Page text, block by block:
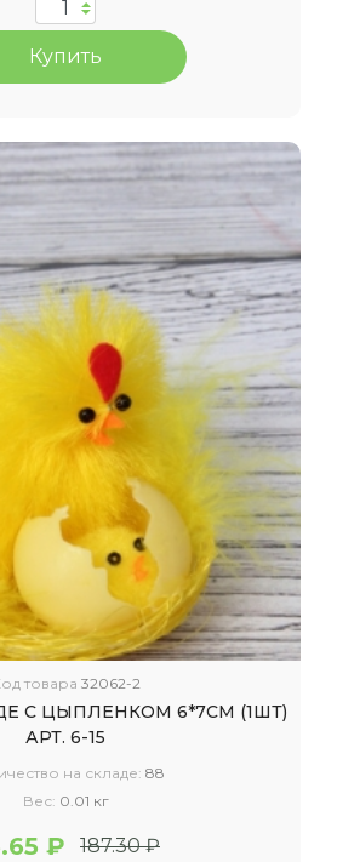
Купить
товара 32062-2
С ЦЫПЛЕНКОМ 6*7СМ (1ШТ)
АРТ. 6-15
на складе: 88
Вес: 0.01 кг
₽ 187.30 ₽